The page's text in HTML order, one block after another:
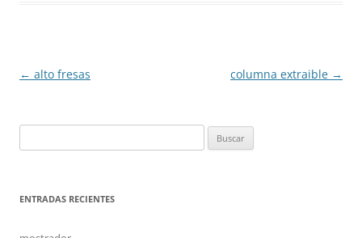
Navegación
← alto fresas columna extraible →
ENTRADAS RECIENTES